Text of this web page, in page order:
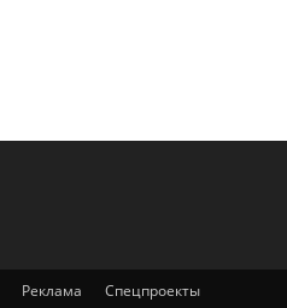
Реклама Спецпроекты